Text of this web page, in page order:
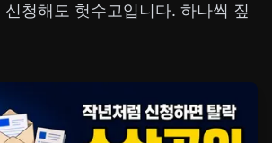
신청해도 헛수고입니다. 하나씩 짚